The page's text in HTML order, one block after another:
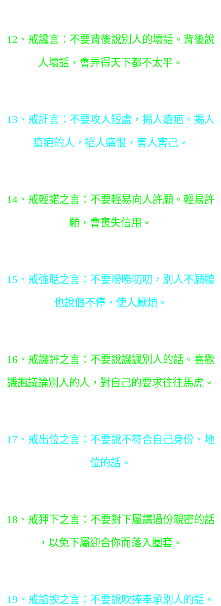
12、戒讒言：不要背後說別人的壞話。背後說
人壞話，會弄得天下都不太平。
13、戒訐言：不要攻人短處，揭人瘡疤。揭人
瘡疤的人，招人痛恨，害人害己。
14、戒輕諾之言：不要輕易向人許願。輕易許
願，會喪失信用。
15、戒強聒之言：不要嘮嘮叨叨，別人不願聽
也說個不停，使人厭煩。
16、戒譏評之言：不要說譏諷別人的話。喜歡
譏諷議論別人的人，對自己的要求往往馬虎。
17、戒出位之言：不要說不符合自己身份、地
位的話。
18、戒狎下之言：不要對下屬講過份親密的話
，以免下屬迎合你而落入圈套。
19、戒諂諛之言：不要說吹捧奉承別人的話。